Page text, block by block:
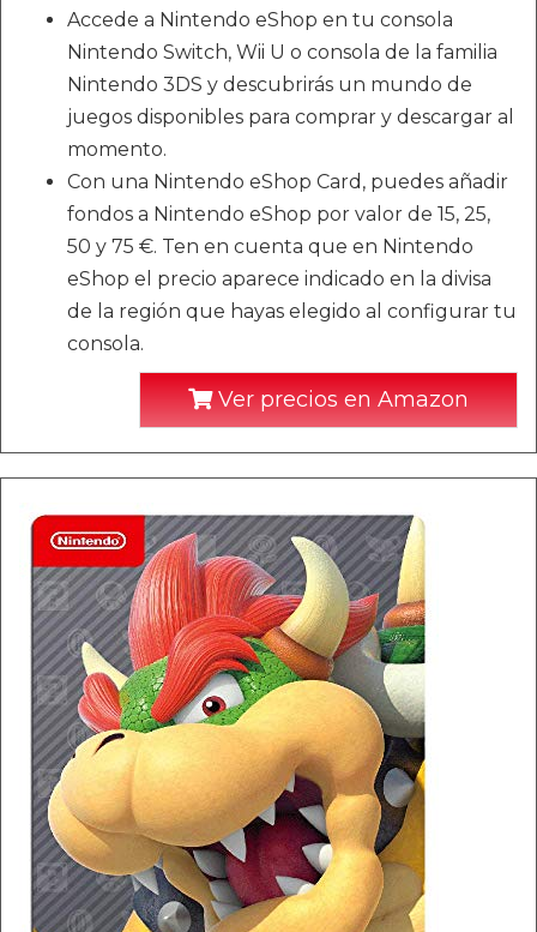
Accede a Nintendo eShop en tu consola
Nintendo Switch, Wii U o consola de la familia
Nintendo 3DS y descubrirás un mundo de
juegos disponibles para comprar y descargar al
momento.
Con una Nintendo eShop Card, puedes añadir
fondos a Nintendo eShop por valor de 15, 25,
50 y 75 €. Ten en cuenta que en Nintendo
eShop el precio aparece indicado en la divisa
de la región que hayas elegido al configurar tu
consola.
Ver precios en Amazon